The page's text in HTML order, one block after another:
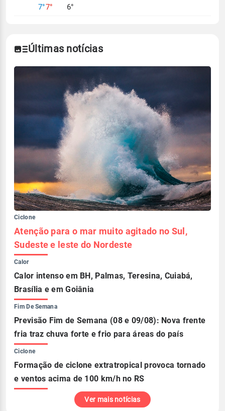
7°7°
6°
Últimas notícias
Ciclone
Atenção para o mar muito agitado no Sul,
Sudeste e leste do Nordeste
Calor
Calor intenso em BH, Palmas, Teresina, Cuiabá,
Brasília e em Goiânia
Fim De Semana
Previsão Fim de Semana (08 e 09/08): Nova frente
fria traz chuva forte e frio para áreas do país
Ciclone
Formação de ciclone extratropical provoca tornado
e ventos acima de 100 km/h no RS
Ver mais notícias